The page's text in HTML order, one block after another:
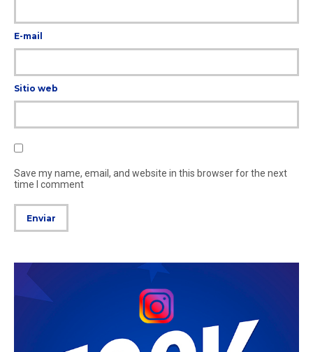
E-mail
Sitio web
Save my name, email, and website in this browser for the next
time I comment